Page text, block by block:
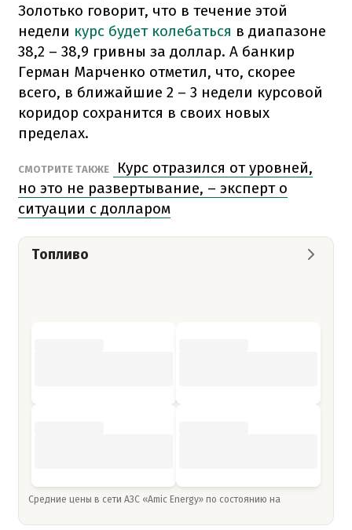
Золотько говорит, что в течение этой
недели курс будет колебаться в диапазоне
38,2 – 38,9 гривны за доллар. А банкир
Герман Марченко отметил, что, скорее
всего, в ближайшие 2 – 3 недели курсовой
коридор сохранится в своих новых
пределах.
СМОТРИТЕ ТАКЖЕ
Курс отразился от уровней,
но это не развертывание, – эксперт о
ситуации с долларом
Топливо
Средние цены в сети АЗС «Amic Energy» по состоянию на